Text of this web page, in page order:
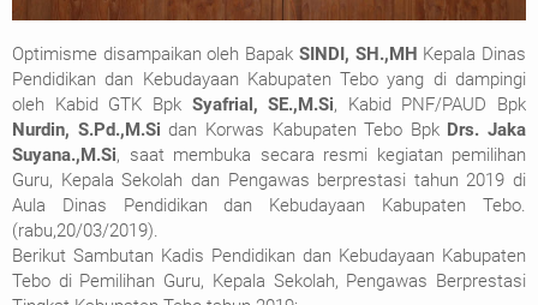
Optimisme disampaikan oleh Bapak SINDI, SH.,MH Kepala Dinas
Pendidikan dan Kebudayaan Kabupaten Tebo yang di dampingi
oleh Kabid GTK Bpk Syafrial, SE.,M.Si, Kabid PNF/PAUD Bpk
Nurdin, S.Pd.,M.Si dan Korwas Kabupaten Tebo Bpk Drs. Jaka
Suyana.,M.Si, saat membuka secara resmi kegiatan pemilihan
Guru, Kepala Sekolah dan Pengawas berprestasi tahun 2019 di
Aula Dinas Pendidikan dan Kebudayaan Kabupaten Tebo.
(rabu,20/03/2019).
Berikut Sambutan Kadis Pendidikan dan Kebudayaan Kabupaten
Tebo di Pemilihan Guru, Kepala Sekolah, Pengawas Berprestasi